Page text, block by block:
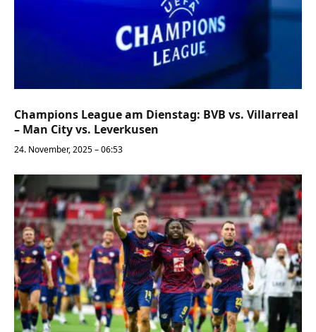
Champions League am Dienstag: BVB vs. Villarreal
– Man City vs. Leverkusen
24. November, 2025 – 06:53